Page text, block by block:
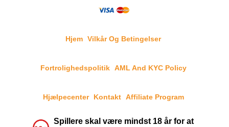
Hjem Vilkår Og Betingelser
Fortrolighedspolitik AML And KYC Policy
Hjælpecenter Kontakt Affiliate Program
Spillere skal være mindst 18 år for at